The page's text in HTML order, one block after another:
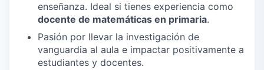
enseñanza. Ideal si tienes experiencia como
docente de matemáticas en primaria.
Pasión por llevar la investigación de
vanguardia al aula e impactar positivamente a
estudiantes y docentes.